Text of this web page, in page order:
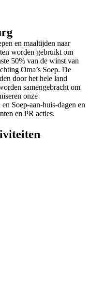
en maaltijden naar
worden gebruikt om
50% van de winst van
Oma’s Soep. De
door het hele land
samengebracht om
onze
Soep-aan-huis-dagen en
en PR acties.